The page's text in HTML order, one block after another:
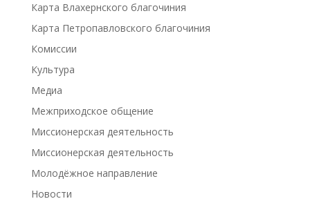
Карта Влахернского благочиния
Карта Петропавловского благочиния
Комиссии
Культура
Медиа
Межприходское общение
Миссионерская деятельность
Миссионерская деятельность
Молодёжное направление
Новости